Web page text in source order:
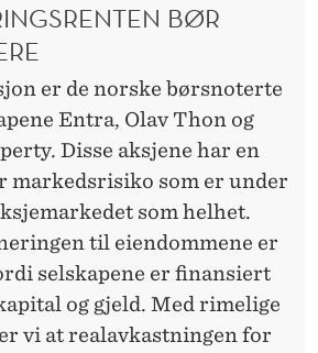
BØR
er de norske børsnoterte
Entra, Olav Thon og
Disse aksjene har en
markedsrisiko som er under
som helhet.
til eiendommene er
selskapene er finansiert
og gjeld. Med rimelige
vi at realavkastningen for